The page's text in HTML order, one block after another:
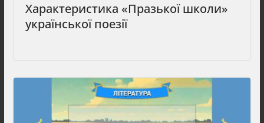
Характеристика «Празької школи»
української поезії